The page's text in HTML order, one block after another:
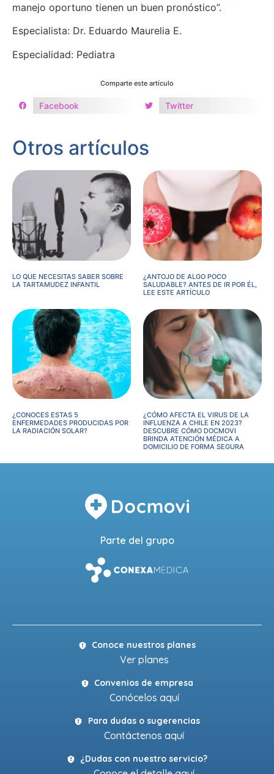
manejo oportuno tienen un buen pronóstico”.
Especialista: Dr. Eduardo Maurelia E.
Especialidad: Pediatra
Comparte este artículo
Facebook Twitter
Otros artículos
LO QUE NECESITAS SABER SOBRE
LA TARTAMUDEZ INFANTIL
¿ANTOJO DE ALGO POCO
SALUDABLE? ANTES DE IR POR ÉL,
LEE ESTE ARTÍCULO
¿CONOCES ESTAS 5
ENFERMEDADES PRODUCIDAS POR
LA RADIACIÓN SOLAR?
¿CÓMO AFECTA EL VIRUS DE LA
INFLUENZA A CHILE EN 2023?
DESCUBRE CÓMO DOCMOVI
BRINDA ATENCIÓN MÉDICA A
DOMICILIO DE FORMA SEGURA
Parte del grupo
Conoce nuestros planes
Ver planes
Convenios de empresa
Conócelos aquí
Para dudas o sugerencias
Contáctenos aquí
¿Dudas con nuestro servicio?